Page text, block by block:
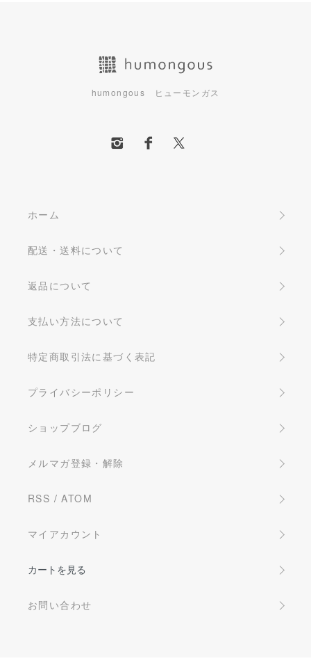
humongous ヒューモンガス
ホーム
配送・送料について
返品について
支払い方法について
特定商取引法に基づく表記
プライバシーポリシー
ショップブログ
メルマガ登録・解除
RSS /ATOM
マイアカウント
カートを見る
お問い合わせ